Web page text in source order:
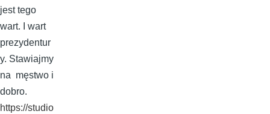
jest tego
wart. I wart
prezydentur
y. Stawiajmy
na męstwo i
dobro.
https://studio